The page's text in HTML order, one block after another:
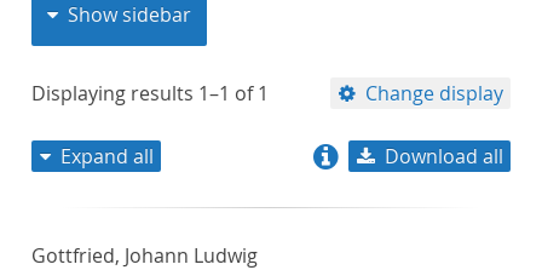
Show sidebar
Displaying results 1–1 of1 Change display
Expand all Download all
Gottfried, Johann Ludwig